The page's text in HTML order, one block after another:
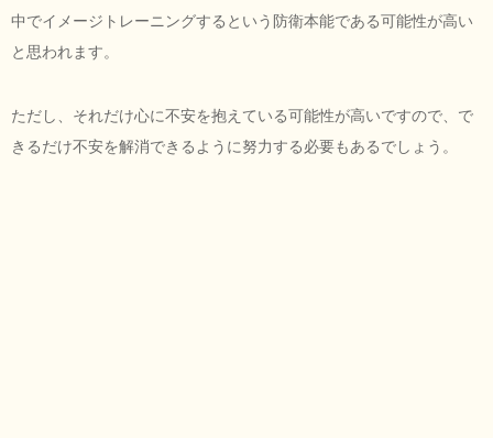
中でイメージトレーニングするという防衛本能である可能性が高い
と思われます。
ただし、それだけ心に不安を抱えている可能性が高いですので、で
きるだけ不安を解消できるように努力する必要もあるでしょう。